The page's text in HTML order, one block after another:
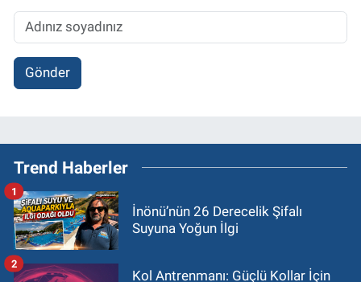
Gönder
Trend Haberler
İnönü’nün 26 Derecelik Şifalı
Suyuna Yoğun İlgi
1
Kol Antrenmanı: Güçlü Kollar İçin
2